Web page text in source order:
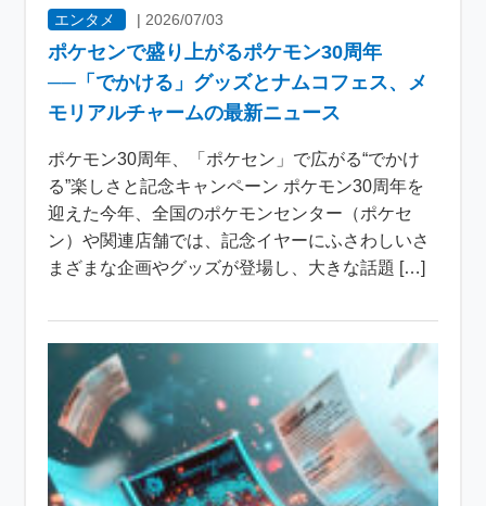
エンタメ | 2026/07/03
ポケセンで盛り上がるポケモン30周年
──「でかける」グッズとナムコフェス、メ
モリアルチャームの最新ニュース
ポケモン30周年、「ポケセン」で広がる“でかけ
る”楽しさと記念キャンペーン ポケモン30周年を
迎えた今年、全国のポケモンセンター（ポケセ
ン）や関連店舗では、記念イヤーにふさわしいさ
まざまな企画やグッズが登場し、大きな話題 […]